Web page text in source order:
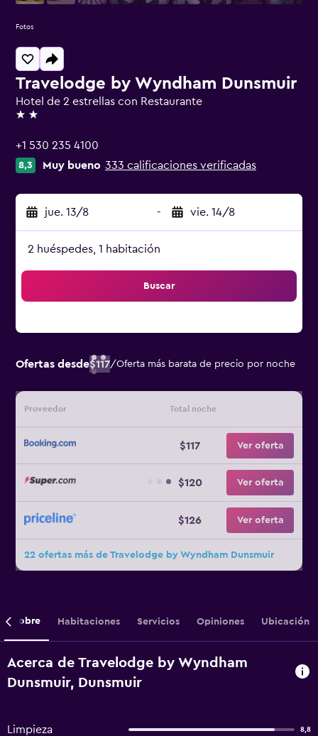
Travelodge by Wyndham Dunsmuir
Hotel de 2 estrellas con Restaurante
2 estrellas
+1 530 235 4100
8,3 Muy bueno 333 calificaciones verificadas
jue. 13/8 - vie. 14/8
2 huéspedes, 1 habitación
Buscar
Ofertas desde$117/Oferta más barata de precio por noche
Proveedor Total noche
$117 Ver oferta
$120 Ver oferta
$126 Ver oferta
22 ofertas más de Travelodge by Wyndham Dunsmuir
Fotos
Sobre Habitaciones Servicios Opiniones Ubicación
Acerca de Travelodge by Wyndham
Dunsmuir, Dunsmuir
Limpieza 8,8